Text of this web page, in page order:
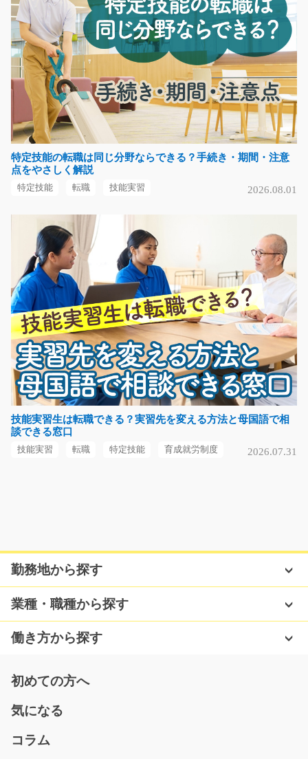
機械から出てくる印刷物にズレがないかなどをチェック
してもらうお仕事で…
短期（3ヶ月以内）
時給1000円～
福岡県朝倉市
気になる
軽作業/y02_01191
ラインで流れてきた電子基板をコテでハンダ修正するお
長期（3ヶ月以上）
時給1100円
群馬県伊勢崎市
気になる
建材の製造作業/g05_00904
高時給！建設資材の製造のお仕事！ フォークリフト作業
有り◎ ＜仕事内容…
長期（3ヶ月以上）
時給1600円
神奈川県横浜市金沢区
査と加工のお仕事を…
時給1200円
神奈川県横浜市都筑区
箱詰め作業 ホームセンターでお菓子詰め/y08_00
591
主にホームセンターの商品を発送できるように包装紙で
特定技能の転職は同じ分野ならできる？手続き・期間・注意
点をやさしく解説
特定技能 転職 技能実習 2026.08.01
技能実習生は転職できる？実習先を変える方法と母国語で相
談できる窓口
技能実習 転職 特定技能 育成就労制度 2026.07.31
勤務地から探す
業種・職種から探す
働き方から探す
初めての方へ
気になる
コラム